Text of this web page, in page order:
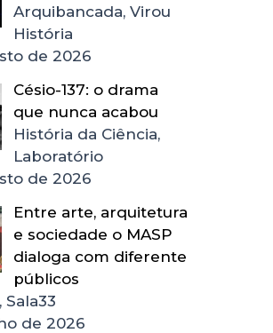
Arquibancada, Virou
História
de 2026
Césio-137: o drama
que nunca acabou
História da Ciência,
Laboratório
de 2026
Entre arte, arquitetura
e sociedade o MASP
dialoga com diferente
públicos
Sala33
de 2026